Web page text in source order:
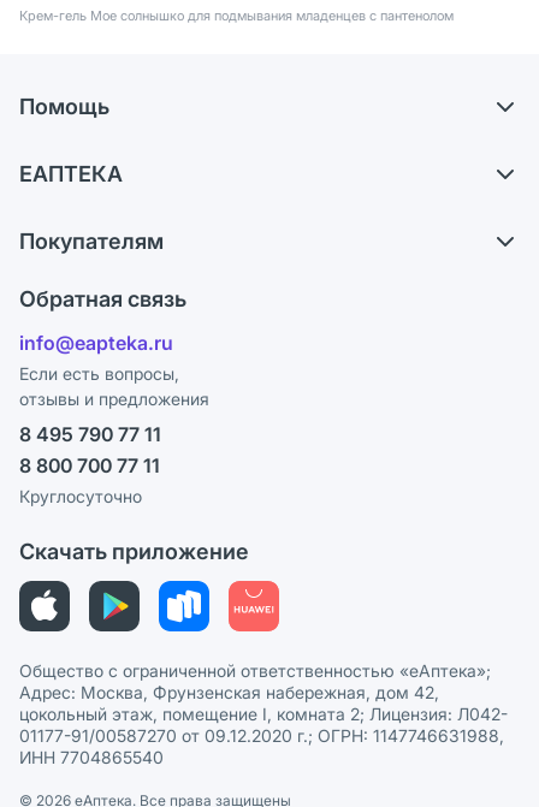
Крем-гель Мое солнышко для подмывания младенцев с пантенолом
Помощь
Обмен и возврат
Блог
ЕАПТЕКА
Карьера
Поставщики
Лицензия
Реклама на сайте
Ваши товары на ЕАПТЕКЕ
СМИ о нас
Покупателям
Программа СберСпасибо
Политика конфиденциальности
Пользовательское соглашение
Политика рекомендаций
Политика в отношении обработки персональных данных
Обратная связь
info@eapteka.ru
Если есть вопросы,
отзывы и предложения
8 495 790 77 11
8 800 700 77 11
Круглосуточно
Скачать приложение
Общество с ограниченной ответственностью «еАптека»;
Адрес: Москва, Фрунзенская набережная, дом 42,
цокольный этаж, помещение I, комната 2; Лицензия: Л042-
01177-91/00587270 от 09.12.2020 г.; ОГРН: 1147746631988,
ИНН 7704865540
© 2026 eАптека. Все права защищены